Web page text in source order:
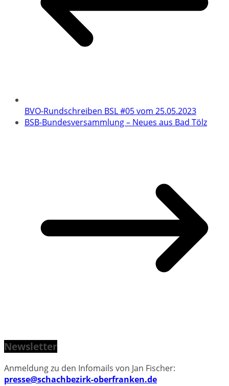
BVO-Rundschreiben BSL #05 vom 25.05.2023
BSB-Bundesversammlung – Neues aus Bad Tölz
Newsletter
Anmeldung zu den Infomails von Jan Fischer:
presse@schachbezirk-oberfranken.de